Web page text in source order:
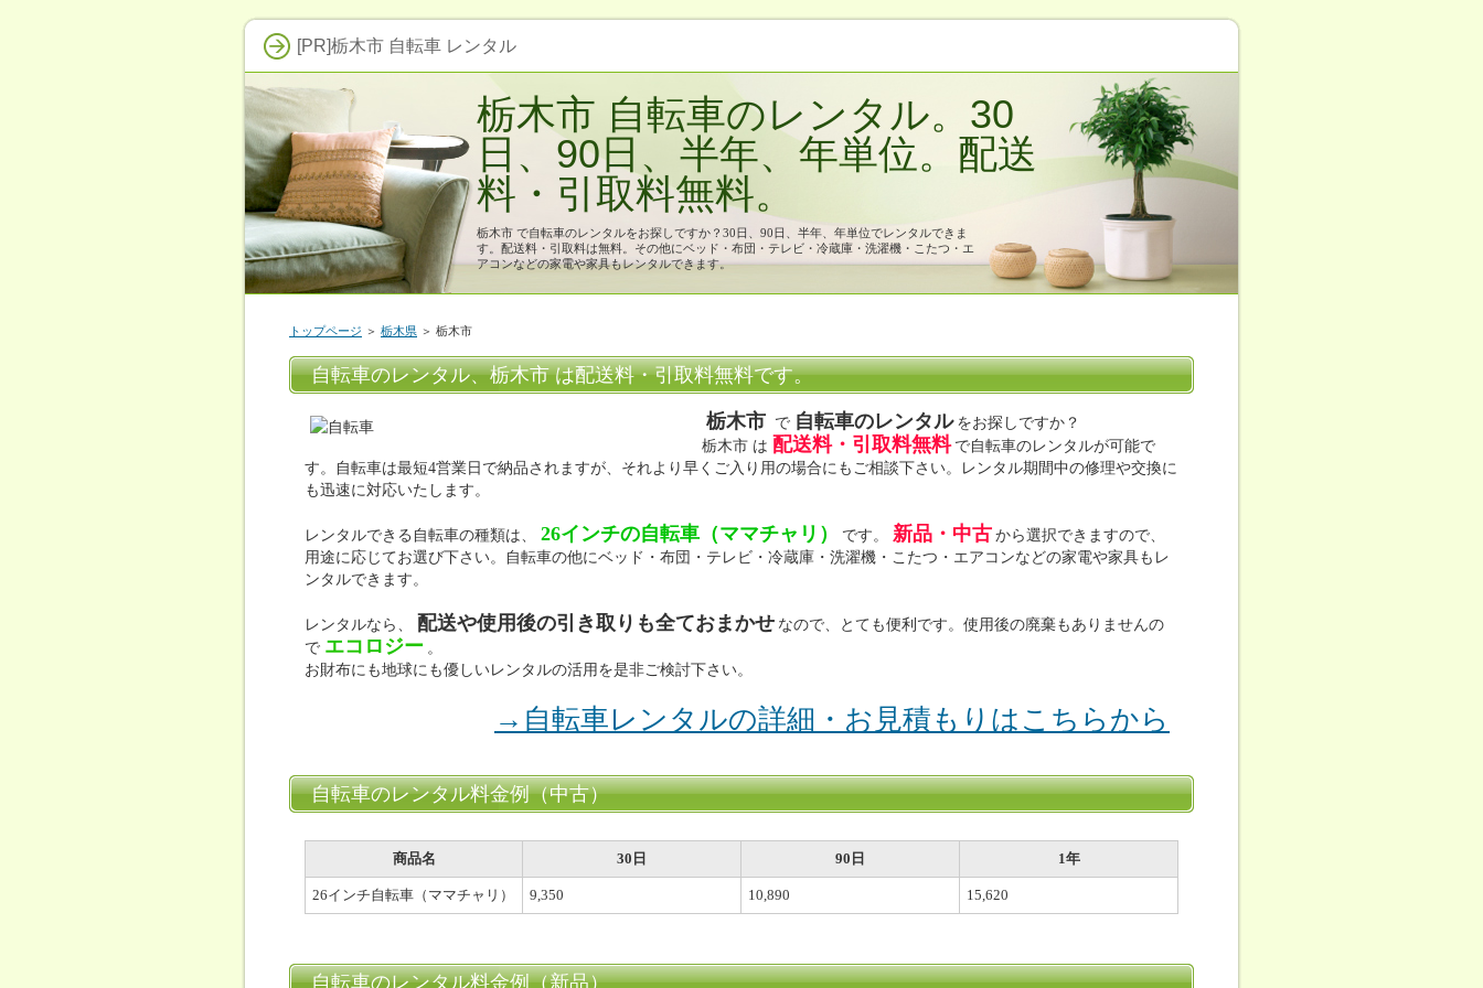
[PR]栃木市 自転車 レンタル
栃木市 自転車のレンタル。30
日、90日、半年、年単位。配送
料・引取料無料。
栃木市 で自転車のレンタルをお探しですか？30日、90日、半年、年単位でレンタルできま
す。配送料・引取料は無料。その他にベッド・布団・テレビ・冷蔵庫・洗濯機・こたつ・エ
アコンなどの家電や家具もレンタルできます。
トップページ ＞ 栃木県 ＞ 栃木市
自転車のレンタル、栃木市 は配送料・引取料無料です。
栃木市 で 自転車のレンタル をお探しですか？
栃木市 は 配送料・引取料無料 で自転車のレンタルが可能で
す。自転車は最短4営業日で納品されますが、それより早くご入り用の場合にもご相談下さい。レンタル期間中の修理や交換に
も迅速に対応いたします。
レンタルできる自転車の種類は、 26インチの自転車（ママチャリ） です。 新品・中古 から選択できますので、
用途に応じてお選び下さい。自転車の他にベッド・布団・テレビ・冷蔵庫・洗濯機・こたつ・エアコンなどの家電や家具もレ
ンタルできます。
レンタルなら、 配送や使用後の引き取りも全ておまかせ なので、とても便利です。使用後の廃棄もありませんの
で エコロジー 。
お財布にも地球にも優しいレンタルの活用を是非ご検討下さい。
→自転車レンタルの詳細・お見積もりはこちらから
自転車のレンタル料金例（中古）
商品名 30日 90日 1年
26インチ自転車（ママチャリ） 9,350 10,890 15,620
自転車のレンタル料金例（新品）